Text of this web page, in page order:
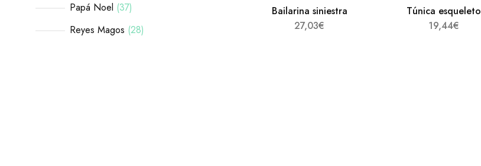
Bailarina siniestra
27,03€
Túnica esqueleto
19,44€
Papá Noel 37
Reyes Magos 28